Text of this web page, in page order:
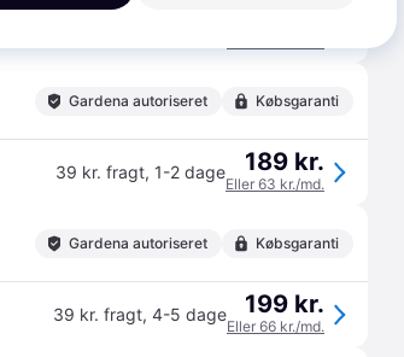
Gardena autoriseret Købsgaranti
39 kr. fragt, 1-2 dage 189 kr.
Eller 63 kr./md.
Gardena autoriseret Købsgaranti
39 kr. fragt, 4-5 dage 199 kr.
Eller 66 kr./md.